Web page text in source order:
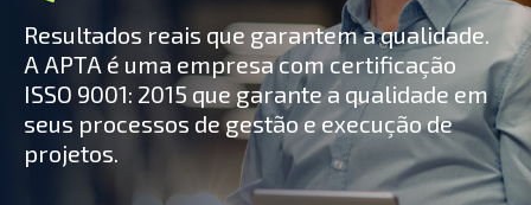
Resultados reais que garantem a qualidade.
A APTA é uma empresa com certificação
ISSO 9001: 2015 que garante a qualidade em
seus processos de gestão e execução de
projetos.